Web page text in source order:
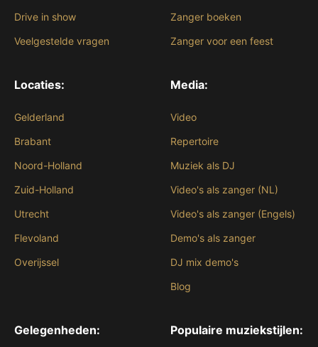
Drive in show
Veelgestelde vragen
Zanger boeken
Zanger voor een feest
Locaties:
Gelderland
Brabant
Noord-Holland
Zuid-Holland
Utrecht
Flevoland
Overijssel
Media:
Video
Repertoire
Muziek als DJ
Video's als zanger (NL)
Video's als zanger (Engels)
Demo's als zanger
DJ mix demo's
Blog
Gelegenheden: Populaire muziekstijlen: